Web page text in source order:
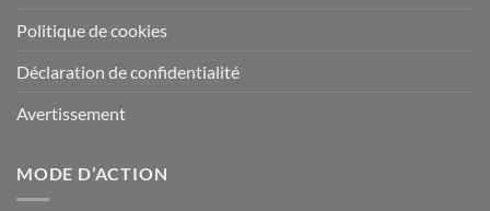
Politique de cookies
Déclaration de confidentialité
Avertissement
MODE D’ACTION